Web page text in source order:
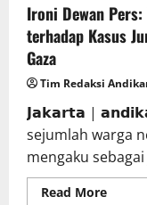
Ironi Dewan
terhadap Kasus
Gaza
Tim Redaksi
𝗝𝗮𝗸𝗮𝗿𝘁𝗮 |
sejumlah warga
mengaku
Read More